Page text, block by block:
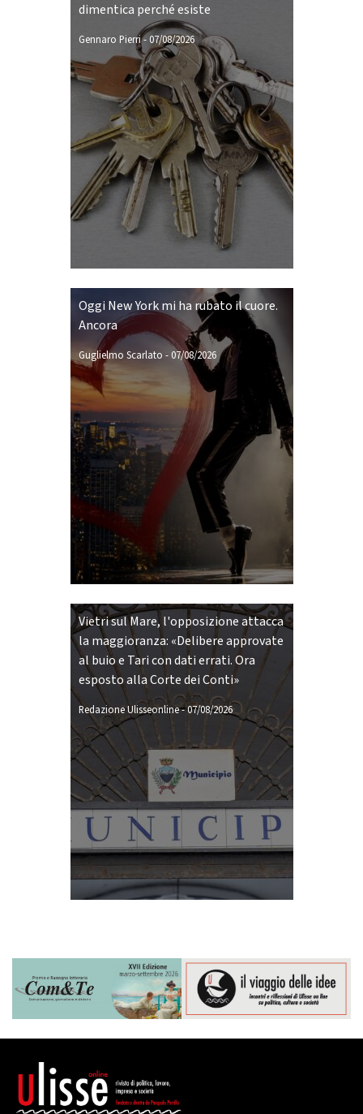
dimentica perché esiste
Gennaro Pierri- 07/08/2026
Oggi New York mi ha rubato il cuore.
Ancora
Guglielmo Scarlato -07/08/2026
Vietri sul Mare, l'opposizione attacca
la maggioranza: «Delibere approvate
al buio e Tari con dati errati. Ora
esposto alla Corte dei Conti»
Redazione Ulisseonline-07/08/2026